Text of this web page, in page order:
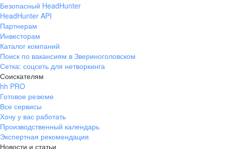
ул. Янковского, д. 169, 7 этаж,
706 каб.
+7 861 205-55-57
pr@krd.hh.ru
Владивосток
пер. Ланинский д. 4, офис 3.4
+7 423 202-33-28
pr@dv.hh.ru
Безопасный HeadHunter
HeadHunter API
Партнерам
Инвесторам
Каталог компаний
Поиск по вакансиям в Звериноголовском
Сетка: соцсеть для нетворкинга
Соискателям
hh PRO
Готовое резюме
Все сервисы
Хочу у вас работать
Производственный календарь
Экспертная рекомендация
Новости и статьи